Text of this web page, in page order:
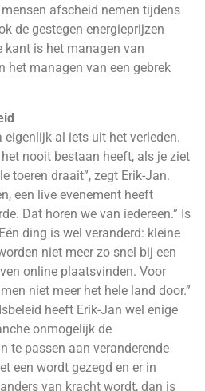
afscheid nemen tijdens
de gestegen energieprijzen
kant is het managen van
het managen van een gebrek
al iets uit het verleden.
nooit bestaan heeft, als je ziet
toeren draait”, zegt Erik-Jan.
een live evenement heeft
Dat horen we van iedereen.” Is
ding is wel veranderd: kleine
niet meer zo snel bij een
online plaatsvinden. Voor
niet meer het hele land door.”
heeft Erik-Jan wel enige
onmogelijk de
te passen aan veranderende
een wordt gezegd en er in
van kracht wordt, dan is